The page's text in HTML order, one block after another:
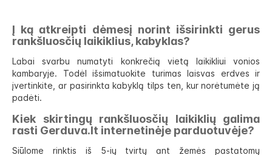
Į ką atkreipti dėmesį norint išsirinkti gerus
rankšluosčių laikiklius, kabyklas?
Labai svarbu numatyti konkrečią vietą laikikliui vonios
kambaryje. Todėl išsimatuokite turimas laisvas erdves ir
įvertinkite, ar pasirinkta kabyklą tilps ten, kur norėtumėte ją
padėti.
Kiek skirtingų rankšluosčių laikiklių galima
rasti Gerduva.lt internetinėje parduotuvėje?
Siūlome rinktis iš 5-ių tvirtų ant žemės pastatomų